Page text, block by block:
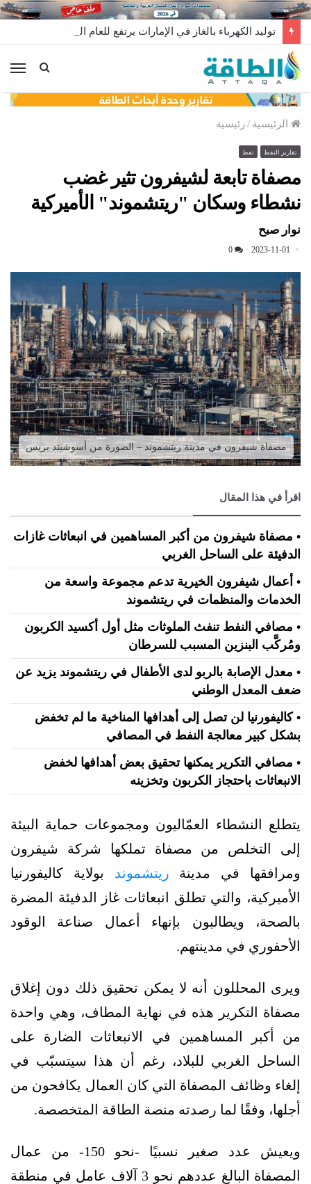
توليد الكهرباء بالغاز في الإمارات يرتفع للعام الثاني
الرئيسية /رئيسية
تقارير النفط نفط
مصفاة تابعة لشيفرون تثير غضب
نشطاء وسكان "ريتشموند" الأميركية
نوار صبح
2023-11-01
0
مصفاة شيفرون في مدينة ريتشموند – الصورة من أسوشيتد بريس
اقرأ في هذا المقال
• مصفاة شيفرون من أكبر المساهمين في انبعاثات غازات
الدفيئة على الساحل الغربي
• أعمال شيفرون الخيرية تدعم مجموعة واسعة من
الخدمات والمنظمات في ريتشموند
• مصافي النفط تنفث الملوثات مثل أول أكسيد الكربون
ومُركَّب البنزين المسبب للسرطان
• معدل الإصابة بالربو لدى الأطفال في ريتشموند يزيد عن
ضعف المعدل الوطني
• كاليفورنيا لن تصل إلى أهدافها المناخية ما لم تخفض
بشكل كبير معالجة النفط في المصافي
• مصافي التكرير يمكنها تحقيق بعض أهدافها لخفض
الانبعاثات باحتجاز الكربون وتخزينه
يتطلع النشطاء العمّاليون ومجموعات حماية البيئة
إلى التخلص من مصفاة تملكها شركة شيفرون
ومرافقها في مدينة ريتشموند بولاية كاليفورنيا
الأميركية، والتي تطلق انبعاثات غاز الدفيئة المضرة
بالصحة، ويطالبون بإنهاء أعمال صناعة الوقود
الأحفوري في مدينتهم.
ويرى المحللون أنه لا يمكن تحقيق ذلك دون إغلاق
مصفاة التكرير هذه في نهاية المطاف، وهي واحدة
من أكبر المساهمين في الانبعاثات الضارة على
الساحل الغربي للبلاد، رغم أن هذا سيتسبّب في
إلغاء وظائف المصفاة التي كان العمال يكافحون من
أجلها، وفقًا لما رصدته منصة الطاقة المتخصصة.
ويعيش عدد صغير نسبيًا -نحو 150- من عمال
المصفاة البالغ عددهم نحو 3 آلاف عامل في منطقة